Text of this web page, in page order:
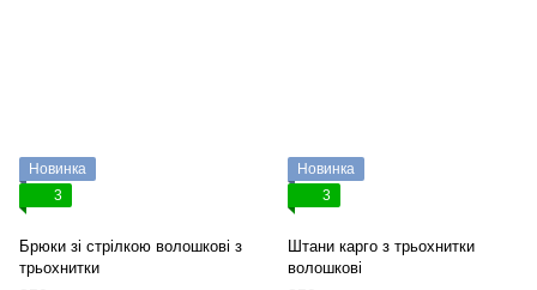
Новинка
3
Брюки зі стрілкою волошкові з
трьохнитки
Новинка
3
Штани карго з трьохнитки
волошкові